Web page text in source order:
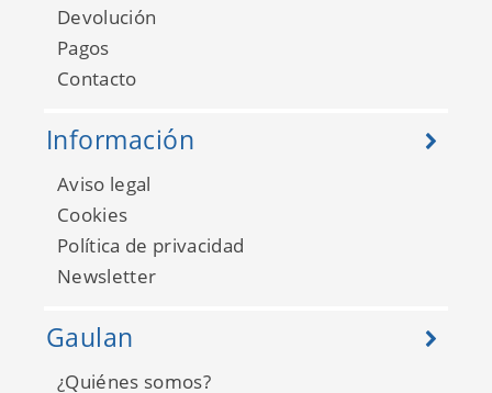
Devolución
Pagos
Contacto
Información
Aviso legal
Cookies
Política de privacidad
Newsletter
Gaulan
¿Quiénes somos?